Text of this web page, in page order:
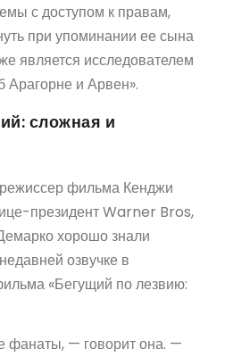
с доступом к правам,
при упоминании ее сына
является исследователем
Арагорне и Арвен».
сложная и
фильма Кенджи
президент Warner Bros,
хорошо знали
озвучке в
«Бегущий по лезвию:
фанаты, — говорит она. —